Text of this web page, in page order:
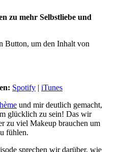
zu mehr Selbstliebe und
Button, um den Inhalt von
Spotify | iTunes
und mir deutlich gemacht,
glücklich zu sein! Das wir
zu viel Makeup brauchen um
fühlen.
sprechen wir darüber, wie